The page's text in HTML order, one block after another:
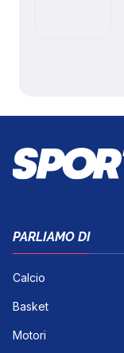
PARLIAMO DI
Calcio
Basket
Motori